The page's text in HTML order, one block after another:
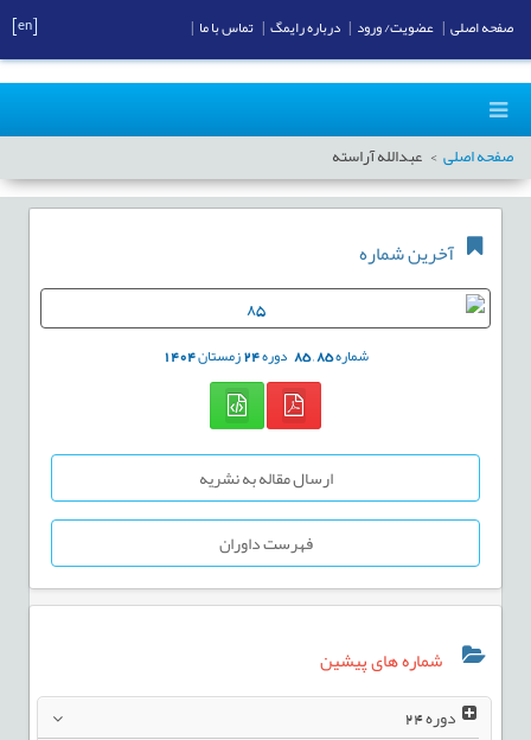
صفحه اصلی عبدالله آراسته
آخرین شماره
شماره85
,
85 دوره24زمستان1404
ارسال مقاله به نشریه
فهرست داوران
شماره های پیشین
دوره24
صفحه اصلی عضویت/ ورود درباره رایمگ تماس با ما